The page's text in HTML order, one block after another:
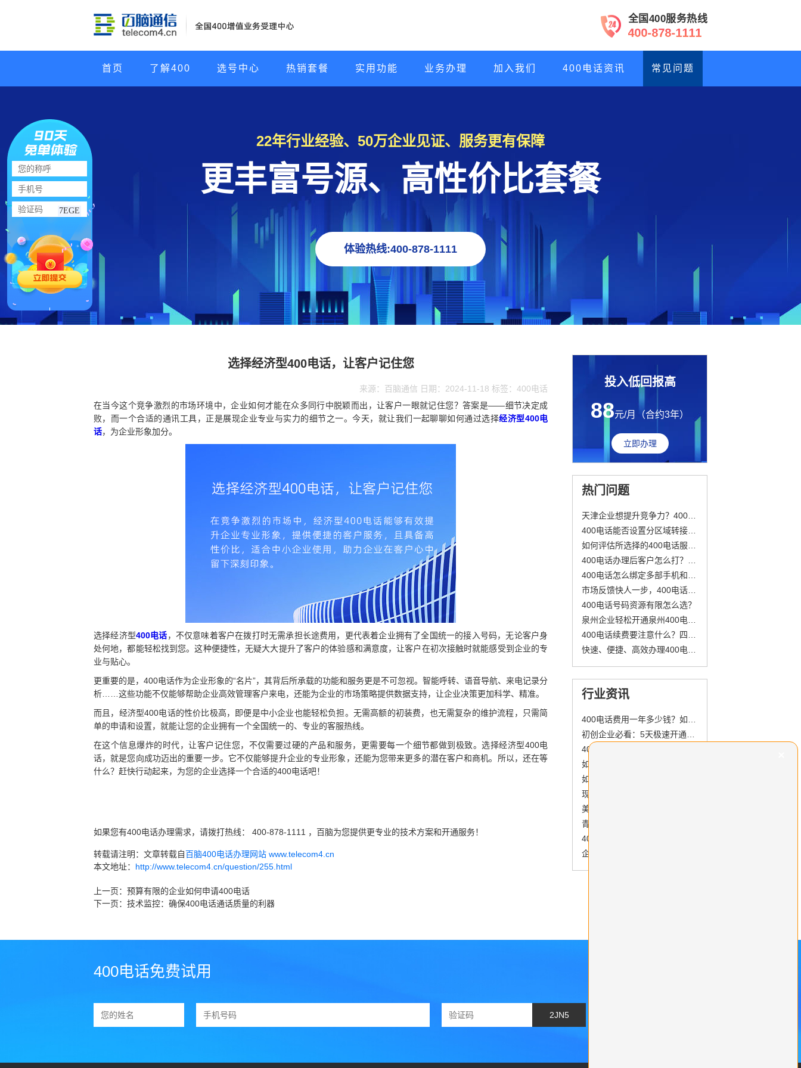
全国400服务热线
400-878-1111
首页 了解400 选号中心 热销套餐 实用功能 业务办理 加入我们 400电话资讯 常见问题
22年行业经验、50万企业见证、服务更有保障
更丰富号源、高性价比套餐
体验热线:400-878-1111
选择经济型400电话，让客户记住您
来源：百脑通信 日期：2024-11-18 标签：400电话
在当今这个竞争激烈的市场环境中，企业如何才能在众多同行中脱颖而出，让客户一眼就记住您？答案是——细节决定成
败，而一个合适的通讯工具，正是展现企业专业与实力的细节之一。今天，就让我们一起聊聊如何通过选择经济型400电
话，为企业形象加分。
选择经济型400电话，不仅意味着客户在拨打时无需承担长途费用，更代表着企业拥有了全国统一的接入号码，无论客户身
处何地，都能轻松找到您。这种便捷性，无疑大大提升了客户的体验感和满意度，让客户在初次接触时就能感受到企业的专
业与贴心。
更重要的是，400电话作为企业形象的“名片”，其背后所承载的功能和服务更是不可忽视。智能呼转、语音导航、来电记录分
析……这些功能不仅能够帮助企业高效管理客户来电，还能为企业的市场策略提供数据支持，让企业决策更加科学、精准。
而且，经济型400电话的性价比极高，即便是中小企业也能轻松负担。无需高额的初装费，也无需复杂的维护流程，只需简
单的申请和设置，就能让您的企业拥有一个全国统一的、专业的客服热线。
在这个信息爆炸的时代，让客户记住您，不仅需要过硬的产品和服务，更需要每一个细节都做到极致。选择经济型400电
话，就是您向成功迈出的重要一步。它不仅能够提升企业的专业形象，还能为您带来更多的潜在客户和商机。所以，还在等
什么？赶快行动起来，为您的企业选择一个合适的400电话吧！
如果您有400电话办理需求，请拨打热线： 400-878-1111 ，百脑为您提供更专业的技术方案和开通服务！
转载请注明：文章转载自百脑400电话办理网站 www.telecom4.cn
本文地址： http://www.telecom4.cn/question/255.html
上一页： 预算有限的企业如何申请400电话
下一页： 技术监控：确保400电话通话质量的利器
投入低回报高
88元/月（合约3年）
立即办理
热门问题
400电话号码资源有限怎么选？
行业资讯
7EGE